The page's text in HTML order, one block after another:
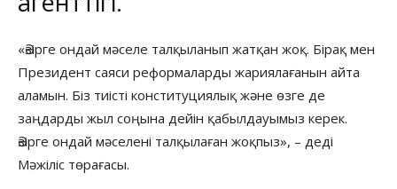
«Әзірге ондай мәселе талқыланып жатқан жоқ. Бірақ мен
Президент саяси реформаларды жариялағанын айта
аламын. Біз тиісті конституциялық және өзге де
заңдарды жыл соңына дейін қабылдауымыз керек.
Әзірге ондай мәселені талқылаған жоқпыз», – деді
Мәжіліс төрағасы.